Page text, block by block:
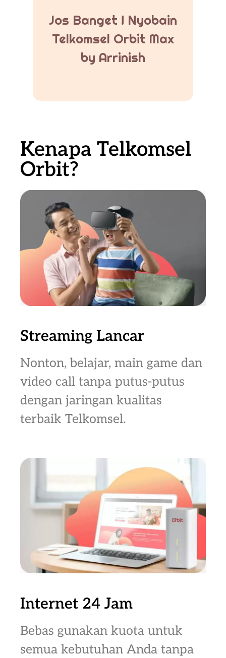
Jos Banget ! Nyobain
Telkomsel Orbit Max
by Arrinish
Kenapa Telkomsel
Orbit?
Streaming Lancar
Nonton, belajar, main game dan
video call tanpa putus-putus
dengan jaringan kualitas
terbaik Telkomsel.
Internet 24 Jam
Bebas gunakan kuota untuk
semua kebutuhan Anda tanpa